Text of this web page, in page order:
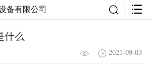
备有限公司
什么
2021-09-03